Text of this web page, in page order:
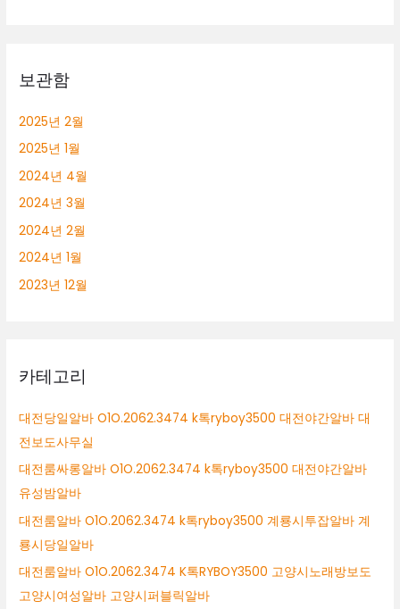
보관함
2025년 2월
2025년 1월
2024년 4월
2024년 3월
2024년 2월
2024년 1월
2023년 12월
카테고리
대전당일알바 O1O.2062.3474 k톡ryboy3500 대전야간알바 대
전보도사무실
대전룸싸롱알바 O1O.2062.3474 k톡ryboy3500 대전야간알바
유성밤알바
대전룸알바 O1O.2062.3474 k톡ryboy3500 계룡시투잡알바 계
룡시당일알바
대전룸알바 O1O.2062.3474 K톡RYBOY3500 고양시노래방보도
고양시여성알바 고양시퍼블릭알바